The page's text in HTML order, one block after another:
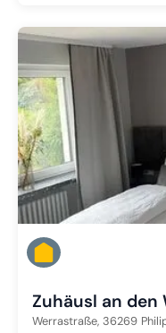
Zuhäusl an den
Werrastraße, 36269